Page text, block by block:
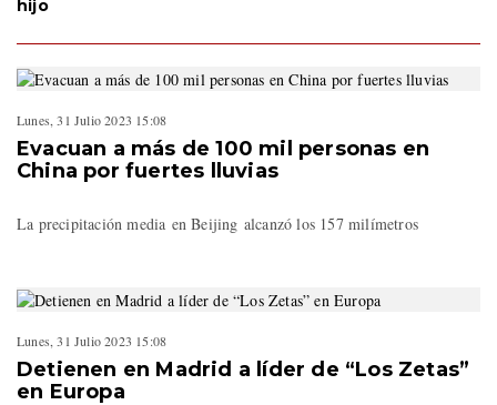
hijo
Lunes, 31 Julio 2023 15:08
Evacuan a más de 100 mil personas en
China por fuertes lluvias
La precipitación media en Beijing alcanzó los 157 milímetros
Lunes, 31 Julio 2023 15:08
Detienen en Madrid a líder de “Los Zetas”
en Europa